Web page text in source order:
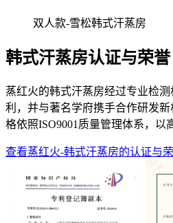
双人款-雪松韩式汗蒸房
韩式汗蒸房认证与荣誉
蒸红火的韩式汗蒸房经过专业检
利，并与著名学府携手合作研发
格依照ISO9001质量管理体系，以
查看蒸红火-韩式汗蒸房的认证与